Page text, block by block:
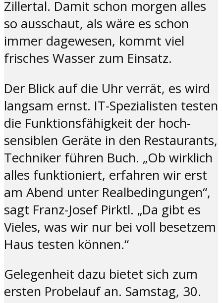
Zillertal. Damit schon morgen alles
so ausschaut, als wäre es schon
immer dagewesen, kommt viel
frisches Wasser zum Einsatz.
Der Blick auf die Uhr verrät, es wird
langsam ernst. IT-Spezialisten testen
die Funktionsfähigkeit der hoch-
sensiblen Geräte in den Restaurants,
Techniker führen Buch. „Ob wirklich
alles funktioniert, erfahren wir erst
am Abend unter Realbedingungen“,
sagt Franz-Josef Pirktl. „Da gibt es
Vieles, was wir nur bei voll besetzem
Haus testen können.“
Gelegenheit dazu bietet sich zum
ersten Probelauf an. Samstag, 30.